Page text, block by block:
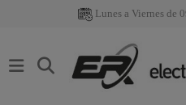
Lunes a Viernes de